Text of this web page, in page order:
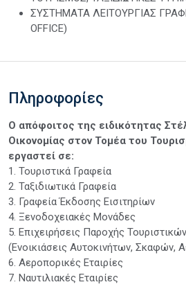
ΣΥΣΤΗΜΑΤΑ ΛΕΙΤΟΥΡΓΙΑΣ
OFFICE)
Πληροφορίες
Ο απόφοιτος της ειδικότητας
Οικονομίας στον Τομέα του
εργαστεί σε:
1. Τουριστικά Γραφεία
2. Ταξιδιωτικά Γραφεία
3. Γραφεία Έκδοσης Εισιτηρίων
4. Ξενοδοχειακές Μονάδες
5. Επιχειρήσεις Παροχής
(Ενοικιάσεις Αυτοκινήτων, Σκαφών,
6. Αεροπορικές Εταιρίες
7. Ναυτιλιακές Εταιρίες